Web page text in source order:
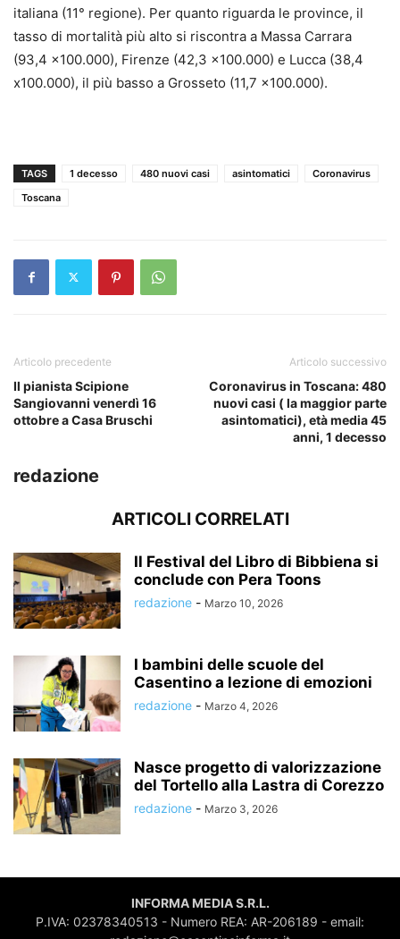
italiana (11° regione). Per quanto riguarda le province, il
tasso di mortalità più alto si riscontra a Massa Carrara
(93,4 x100.000), Firenze (42,3 x100.000) e Lucca (38,4
x100.000), il più basso a Grosseto (11,7 x100.000).
TAGS 1 decesso 480 nuovi casi asintomatici
Coronavirus
Toscana
Articolo precedente
Il pianista Scipione
Sangiovanni venerdì 16
ottobre a Casa Bruschi
Articolo successivo
Coronavirus in Toscana: 480
nuovi casi ( la maggior parte
asintomatici), età media 45
anni, 1 decesso
redazione
ARTICOLI CORRELATI
Il Festival del Libro di Bibbiena si
conclude con Pera Toons
redazione - Marzo 10, 2026
I bambini delle scuole del
Casentino a lezione di emozioni
redazione - Marzo 4, 2026
Nasce progetto di valorizzazione
del Tortello alla Lastra di Corezzo
redazione - Marzo 3, 2026
INFORMA MEDIA S.R.L.
P.IVA: 02378340513 - Numero REA: AR-206189 - email: